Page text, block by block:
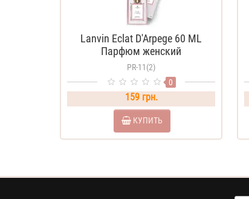
Lanvin Eclat D'Arpege 60 ML
Парфюм женский
PR-11(2)
0
159 грн.
КУПИТЬ